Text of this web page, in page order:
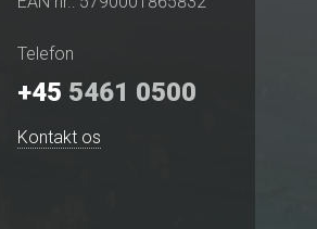
Telefon
+45 5461 0500
Kontakt os